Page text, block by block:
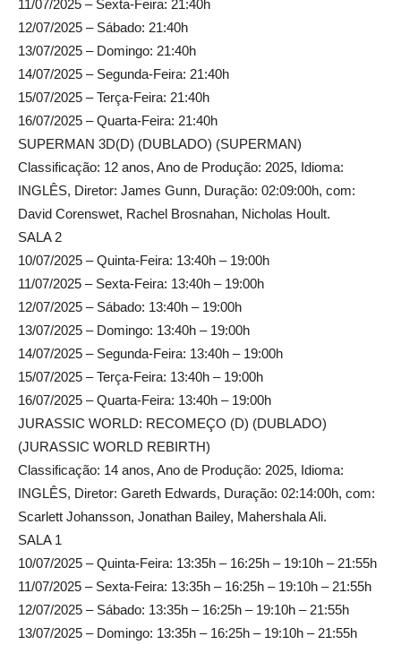
11/07/2025 – Sexta-Feira: 21:40h
12/07/2025 – Sábado: 21:40h
13/07/2025 – Domingo: 21:40h
14/07/2025 – Segunda-Feira: 21:40h
15/07/2025 – Terça-Feira: 21:40h
16/07/2025 – Quarta-Feira: 21:40h
SUPERMAN 3D(D) (DUBLADO) (SUPERMAN)
Classificação: 12 anos, Ano de Produção: 2025, Idioma:
INGLÊS, Diretor: James Gunn, Duração: 02:09:00h, com:
David Corenswet, Rachel Brosnahan, Nicholas Hoult.
SALA 2
10/07/2025 – Quinta-Feira: 13:40h – 19:00h
11/07/2025 – Sexta-Feira: 13:40h – 19:00h
12/07/2025 – Sábado: 13:40h – 19:00h
13/07/2025 – Domingo: 13:40h – 19:00h
14/07/2025 – Segunda-Feira: 13:40h – 19:00h
15/07/2025 – Terça-Feira: 13:40h – 19:00h
16/07/2025 – Quarta-Feira: 13:40h – 19:00h
JURASSIC WORLD: RECOMEÇO (D) (DUBLADO)
(JURASSIC WORLD REBIRTH)
Classificação: 14 anos, Ano de Produção: 2025, Idioma:
INGLÊS, Diretor: Gareth Edwards, Duração: 02:14:00h, com:
Scarlett Johansson, Jonathan Bailey, Mahershala Ali.
SALA 1
10/07/2025 – Quinta-Feira: 13:35h – 16:25h – 19:10h – 21:55h
11/07/2025 – Sexta-Feira: 13:35h – 16:25h – 19:10h – 21:55h
12/07/2025 – Sábado: 13:35h – 16:25h – 19:10h – 21:55h
13/07/2025 – Domingo: 13:35h – 16:25h – 19:10h – 21:55h